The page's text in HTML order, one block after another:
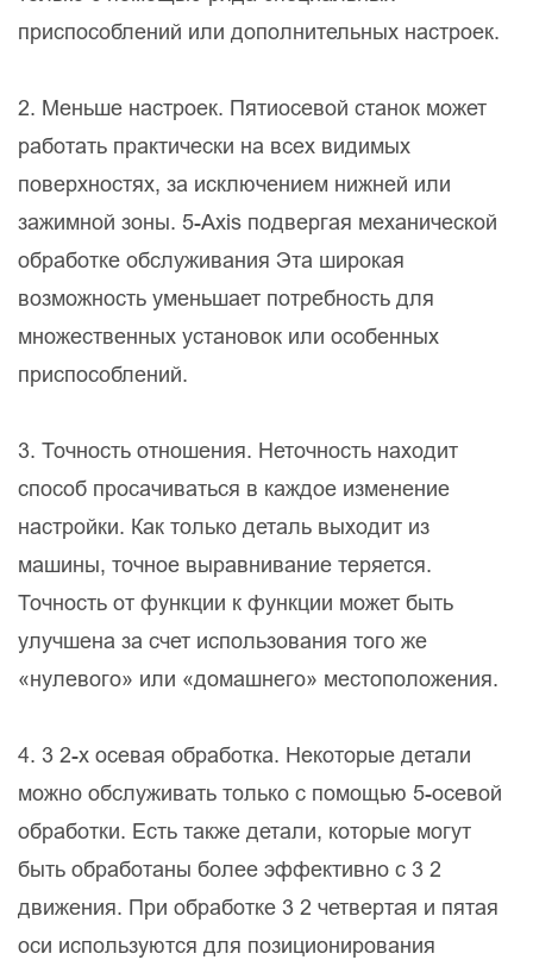
приспособлений или дополнительных настроек.
2. Меньше настроек. Пятиосевой станок может
работать практически на всех видимых
поверхностях, за исключением нижней или
зажимной зоны. 5-Axis подвергая механической
обработке обслуживания Эта широкая
возможность уменьшает потребность для
множественных установок или особенных
приспособлений.
3. Точность отношения. Неточность находит
способ просачиваться в каждое изменение
настройки. Как только деталь выходит из
машины, точное выравнивание теряется.
Точность от функции к функции может быть
улучшена за счет использования того же
«нулевого» или «домашнего» местоположения.
4. 3 2-х осевая обработка. Некоторые детали
можно обслуживать только с помощью 5-осевой
обработки. Есть также детали, которые могут
быть обработаны более эффективно с 3 2
движения. При обработке 3 2 четвертая и пятая
оси используются для позиционирования